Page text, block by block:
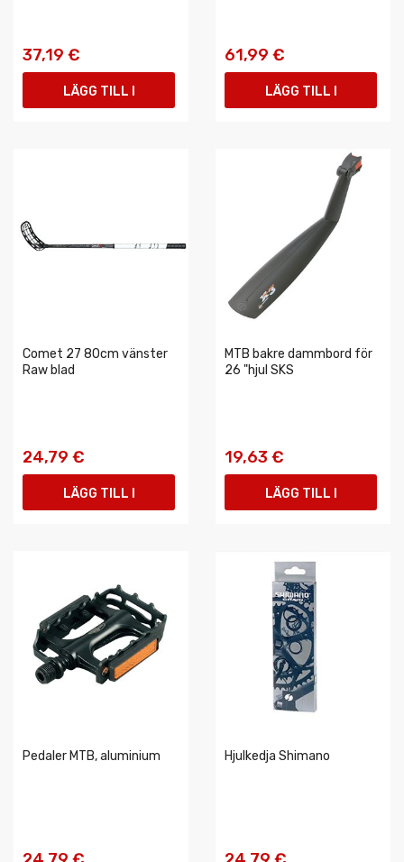
37,19 €
LÄGG TILL I
61,99 €
LÄGG TILL I
Comet 27 80cm vänster
Raw blad
24,79 €
LÄGG TILL I
MTB bakre dammbord för
26 "hjul SKS
19,63 €
LÄGG TILL I
Pedaler MTB, aluminium Hjulkedja Shimano